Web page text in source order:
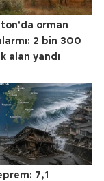
orman
2 bin 300
alan yandı
7,1